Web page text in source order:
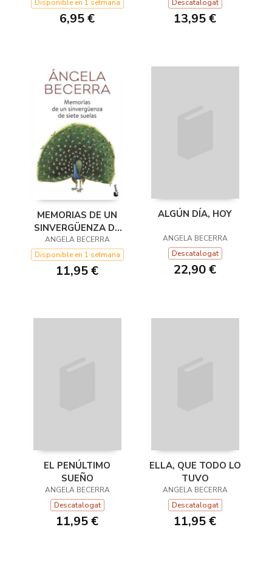
Disponible en 1 setmana
6,95 €
Descatalogat
13,95 €
MEMORIAS DE UN
SINVERGÜENZA DE
SIETE SUELAS
ANGELA BECERRA
Disponible en 1 setmana
11,95 €
ALGÚN DÍA, HOY
ANGELA BECERRA
Descatalogat
22,90 €
EL PENÚLTIMO
SUEÑO
ANGELA BECERRA
Descatalogat
11,95 €
ELLA, QUE TODO LO
TUVO
ANGELA BECERRA
Descatalogat
11,95 €